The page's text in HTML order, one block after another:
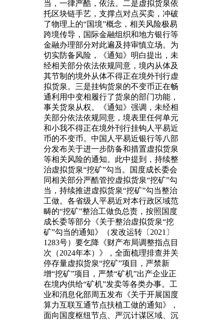
当，一律严酷，依法。二是虚拟货泉依
托区块链手艺，支撑点对点买卖，冲破
了物理上的“国境”概念，相关风险极易
跨境传导，国际金融组织和地方银行等
金融办理部分对此遍及持审慎立场。为
切实防备风险，《通知》明白提出，未
经相关部分依法依规同意，境内从体及
其节制的境外从体不得正在境外刊行虚
拟货泉。三是挂钩货泉的不变币正在畅
通利用中变相履行了货泉的部门功能，
事关货泉从权。《通知》强调，未经相
关部分依法依规同意，境表里任何单元
和小我不得正在境外刊行挂钩人平易近
币的不变币。中国人平易近银行等八部
分发布关于进一步防备和措置虚拟货泉
等相关风险的通知。此中提到，持续整
治虚拟货泉“挖矿”勾当。国度成长委会
同相关部分严酷管控虚拟货泉“挖矿”勾
当，持续推进虚拟货泉“挖矿”勾当整治
工做。各省级人平易近对本行政区域范
畴的“挖矿”整治工做负总责，按照国度
成长委等部分《关于整治虚拟货泉“挖
矿”勾当的通知》（发改运转〔2021〕
1283号）要乞降《财产布局调整指点目
次（2024年本）》，全面梳理排查并关
停存量虚拟货泉“挖矿”项目，严禁新
增“挖矿”项目，严禁“矿机”出产企业正
在境内供给“矿机”发卖等各类办事。工
业和消息化部周五发布《关于开展国度
算力互联互通节点扶植工做的通知》，
面向国度枢纽节点、严沉计谋区域、沉